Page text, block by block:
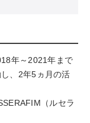
年～2021年まで
、2年5ヵ月の活
（ルセラ